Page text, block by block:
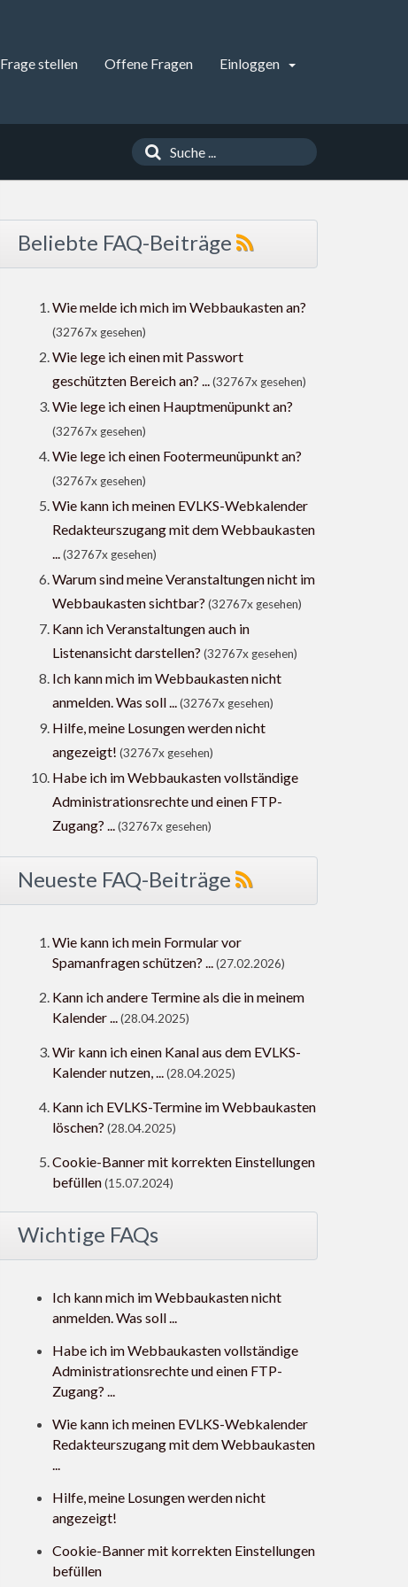
Frage stellen Offene Fragen Einloggen
Beliebte FAQ-Beiträge
Wie melde ich mich im Webbaukasten an?
(32767x gesehen)
Wie lege ich einen mit Passwort
geschützten Bereich an? ...(32767x gesehen)
Wie lege ich einen Hauptmenüpunkt an?
(32767x gesehen)
Wie lege ich einen Footermeunüpunkt an?
(32767x gesehen)
Wie kann ich meinen EVLKS-Webkalender
Redakteurszugang mit dem Webbaukasten
...(32767x gesehen)
Warum sind meine Veranstaltungen nicht im
Webbaukasten sichtbar? (32767x gesehen)
Kann ich Veranstaltungen auch in
Listenansicht darstellen? (32767x gesehen)
Ich kann mich im Webbaukasten nicht
anmelden. Was soll ...(32767x gesehen)
Hilfe, meine Losungen werden nicht
angezeigt! (32767x gesehen)
Habe ich im Webbaukasten vollständige
Administrationsrechte und einen FTP-
Zugang? ...(32767x gesehen)
Neueste FAQ-Beiträge
Wie kann ich mein Formular vor
Spamanfragen schützen? ...(27.02.2026)
Kann ich andere Termine als die in meinem
Kalender ...(28.04.2025)
Wir kann ich einen Kanal aus dem EVLKS-
Kalender nutzen, ...(28.04.2025)
Kann ich EVLKS-Termine im Webbaukasten
löschen? (28.04.2025)
Cookie-Banner mit korrekten Einstellungen
befüllen(15.07.2024)
Wichtige FAQs
Ich kann mich im Webbaukasten nicht
anmelden. Was soll ...
Habe ich im Webbaukasten vollständige
Administrationsrechte und einen FTP-
Zugang? ...
Wie kann ich meinen EVLKS-Webkalender
Redakteurszugang mit dem Webbaukasten
...
Hilfe, meine Losungen werden nicht
angezeigt!
Cookie-Banner mit korrekten Einstellungen
befüllen